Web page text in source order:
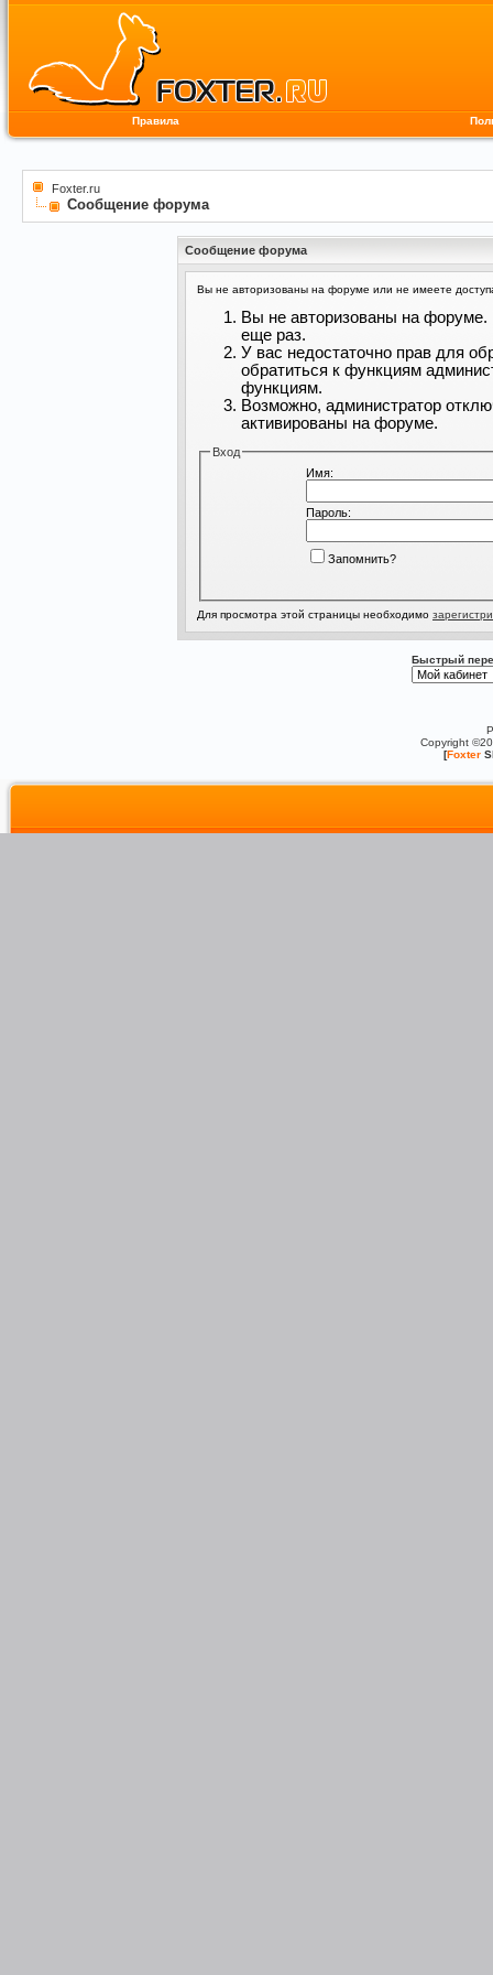
Правила
Foxter.ru
Сообщение форума
Сообщение форума
Вы не авторизованы на форуме или не имеете
Вы не авторизованы на форуме.
еще раз.
У вас недостаточно прав для
обратиться к функциям
функциям.
Возможно, администратор
активированы на форуме.
Вход
Имя:
Пароль:
Запомнить?
Для просмотра этой страницы необходимо
Быстрый
Copyright
[Foxter